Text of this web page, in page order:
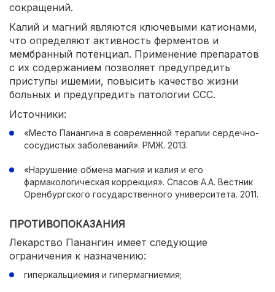
сокращений.
Калий и магний являются ключевыми катионами,
что определяют активность ферментов и
мембранный потенциал. Применение препаратов
с их содержанием позволяет предупредить
приступы ишемии, повысить качество жизни
больных и предупредить патологии ССС.
Источники:
«Место Панангина в современной терапии сердечно-
сосудистых заболеваний». РМЖ. 2013.
«Нарушение обмена магния и калия и его
фармакологическая коррекция». Спасов А.А. Вестник
Оренбургского государственного университета. 2011.
ПРОТИВОПОКАЗАНИЯ
Лекарство Панангин имеет следующие
ограничения к назначению:
гиперкальциемия и гипермагниемия;